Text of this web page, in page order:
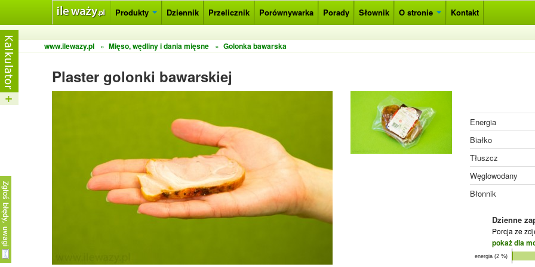
Produkty Dziennik Przelicznik Porównywarka Porady Słownik O stronie Kontakt
www.ilewazy.pl » Mięso, wędliny i dania mięsne » Golonka bawarska
Plaster golonki bawarskiej
Energia
Białko
Tłuszcz
Węglowodany
Błonnik
Dzienne
Porcja ze
pokaż dla
energia (2 %)